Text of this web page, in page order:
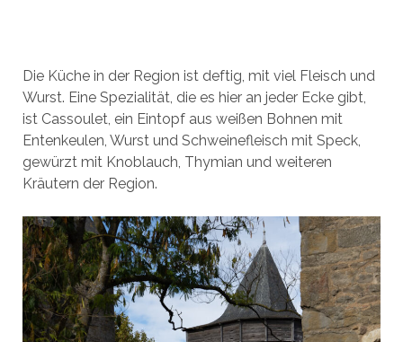
Die Küche in der Region ist deftig, mit viel Fleisch und
Wurst. Eine Spezialität, die es hier an jeder Ecke gibt,
ist Cassoulet, ein Eintopf aus weißen Bohnen mit
Entenkeulen, Wurst und Schweinefleisch mit Speck,
gewürzt mit Knoblauch, Thymian und weiteren
Kräutern der Region.